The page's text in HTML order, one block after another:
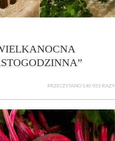
PRZECZYTANO 140 935 RAZY